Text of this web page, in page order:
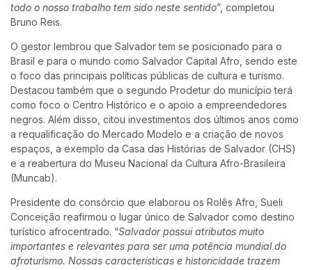
todo o nosso trabalho tem sido neste sentido”, completou
Bruno Reis.
O gestor lembrou que Salvador tem se posicionado para o
Brasil e para o mundo como Salvador Capital Afro, sendo este
o foco das principais políticas públicas de cultura e turismo.
Destacou também que o segundo Prodetur do município terá
como foco o Centro Histórico e o apoio a empreendedores
negros. Além disso, citou investimentos dos últimos anos como
a requalificação do Mercado Modelo e a criação de novos
espaços, a exemplo da Casa das Histórias de Salvador (CHS)
e a reabertura do Museu Nacional da Cultura Afro-Brasileira
(Muncab).
Presidente do consórcio que elaborou os Rolês Afro, Sueli
Conceição reafirmou o lugar único de Salvador como destino
turístico afrocentrado. “Salvador possui atributos muito
importantes e relevantes para ser uma potência mundial do
afroturismo. Nossas características e historicidade trazem